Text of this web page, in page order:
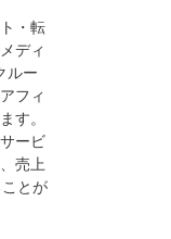
・転
ディ
ルー
フィ
す。
ービ
売上
とが